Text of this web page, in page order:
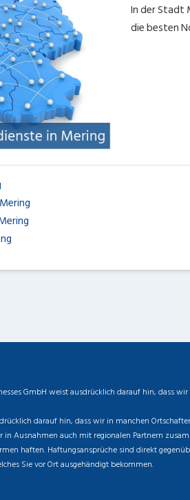
In der Stadt
die besten
GmbH weist ausdrücklich darauf hin, dass
darauf hin, dass wir in manchen
Ausnahmen auch mit regionalen Partnern
haften. Haftungsansprüche sind direkt
Sie vor Ort ausgehändigt bekommen.